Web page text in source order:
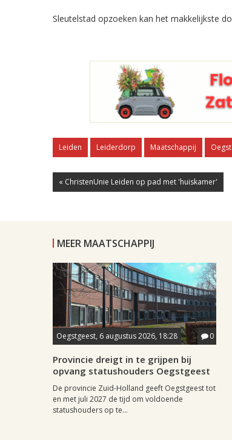
Sleutelstad opzoeken kan het makkelijkste
Leiden Leiderdorp Maatschappij
« ChristenUnie Leiden op pad met 'huiskamer'
MEER MAATSCHAPPIJ
Oegstgeest, 6 augustus 2026, 18:28 0
Provincie dreigt in te grijpen bij
opvang statushouders Oegstgeest
De provincie Zuid-Holland geeft Oegstgeest tot
en met juli 2027 de tijd om voldoende
statushouders op te...